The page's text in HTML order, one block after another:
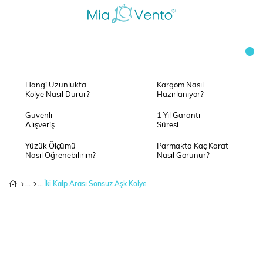
Hangi Uzunlukta
Kolye Nasıl Durur?
Kargom Nasıl
Hazırlanıyor?
Güvenli
Alışveriş
1 Yıl Garanti
Süresi
Yüzük Ölçümü
Nasıl Öğrenebilirim?
Parmakta Kaç Karat
Nasıl Görünür?
İki Kalp Arası Sonsuz Aşk Kolye